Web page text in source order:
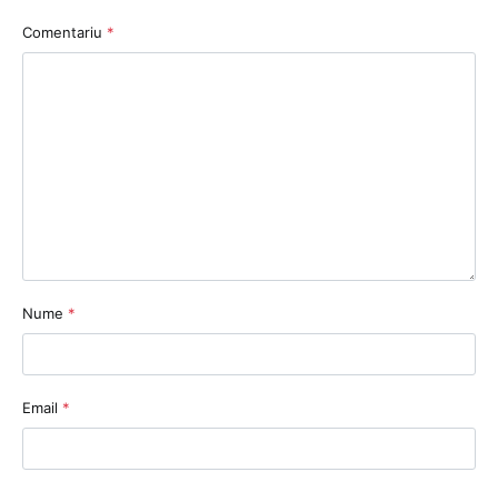
Comentariu *
Nume *
Email *